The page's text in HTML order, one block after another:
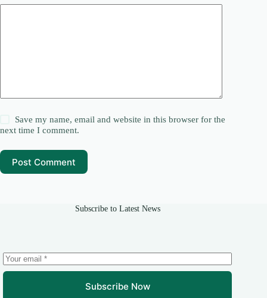
Save my name, email and website in this browser for the
next time I comment.
Post Comment
Subscribe to Latest News
Subscribe Now